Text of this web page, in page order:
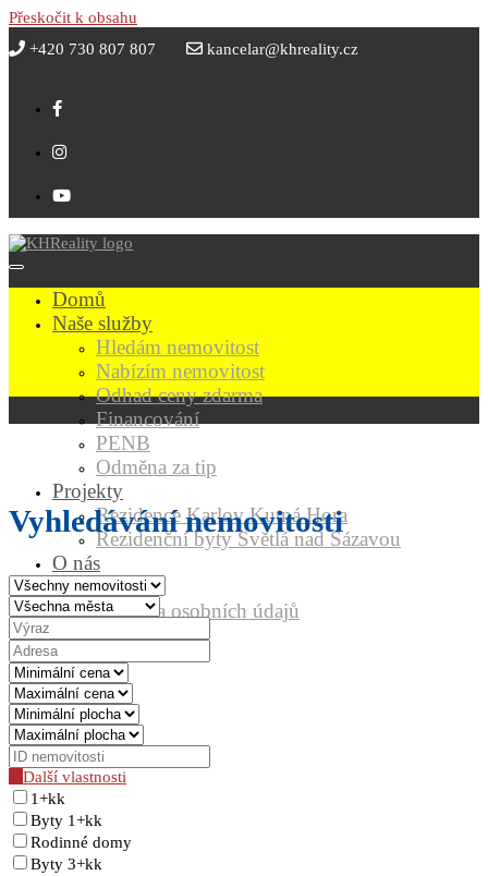
Přeskočit k obsahu
+420 730 807 807
kancelar@khreality.cz
Domů
Naše služby
Hledám nemovitost
Nabízím nemovitost
Odhad ceny zdarma
Financování
PENB
Odměna za tip
Projekty
Rezidence Karlov Kutná Hora
Rezidenční byty Světlá nad Sázavou
O nás
Kontakt
Ochrana osobních údajů
GDPR
Vyhledávání nemovitosti
Další vlastnosti
1+kk
Byty 1+kk
Rodinné domy
Byty 3+kk